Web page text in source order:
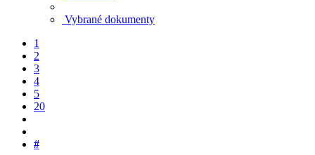
Vybrané dokumenty
1
2
3
4
5
20
#